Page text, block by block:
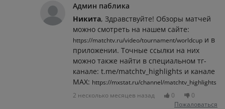
Админ паблика
Никита, Здравствуйте! Обзоры матчей
можно смотреть на нашем сайте:
https://matchtv.ru/video/tournament/worldcup и в
приложении. Точные ссылки на них
можно также найти в специальном тг-
канале: t.me/matchtv_highlights и канале
MAX: https://mxstat.ru/channel/matchtv_highlights
2 несколько месяцев назад
0
0
Пожаловаться